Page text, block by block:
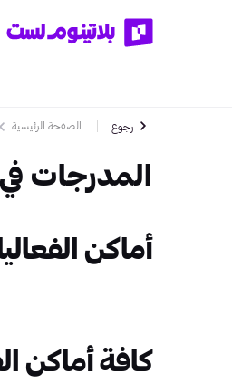
رجوع الصفحة الرئيسية
المدرجات في
أماكن
كافة أماكن